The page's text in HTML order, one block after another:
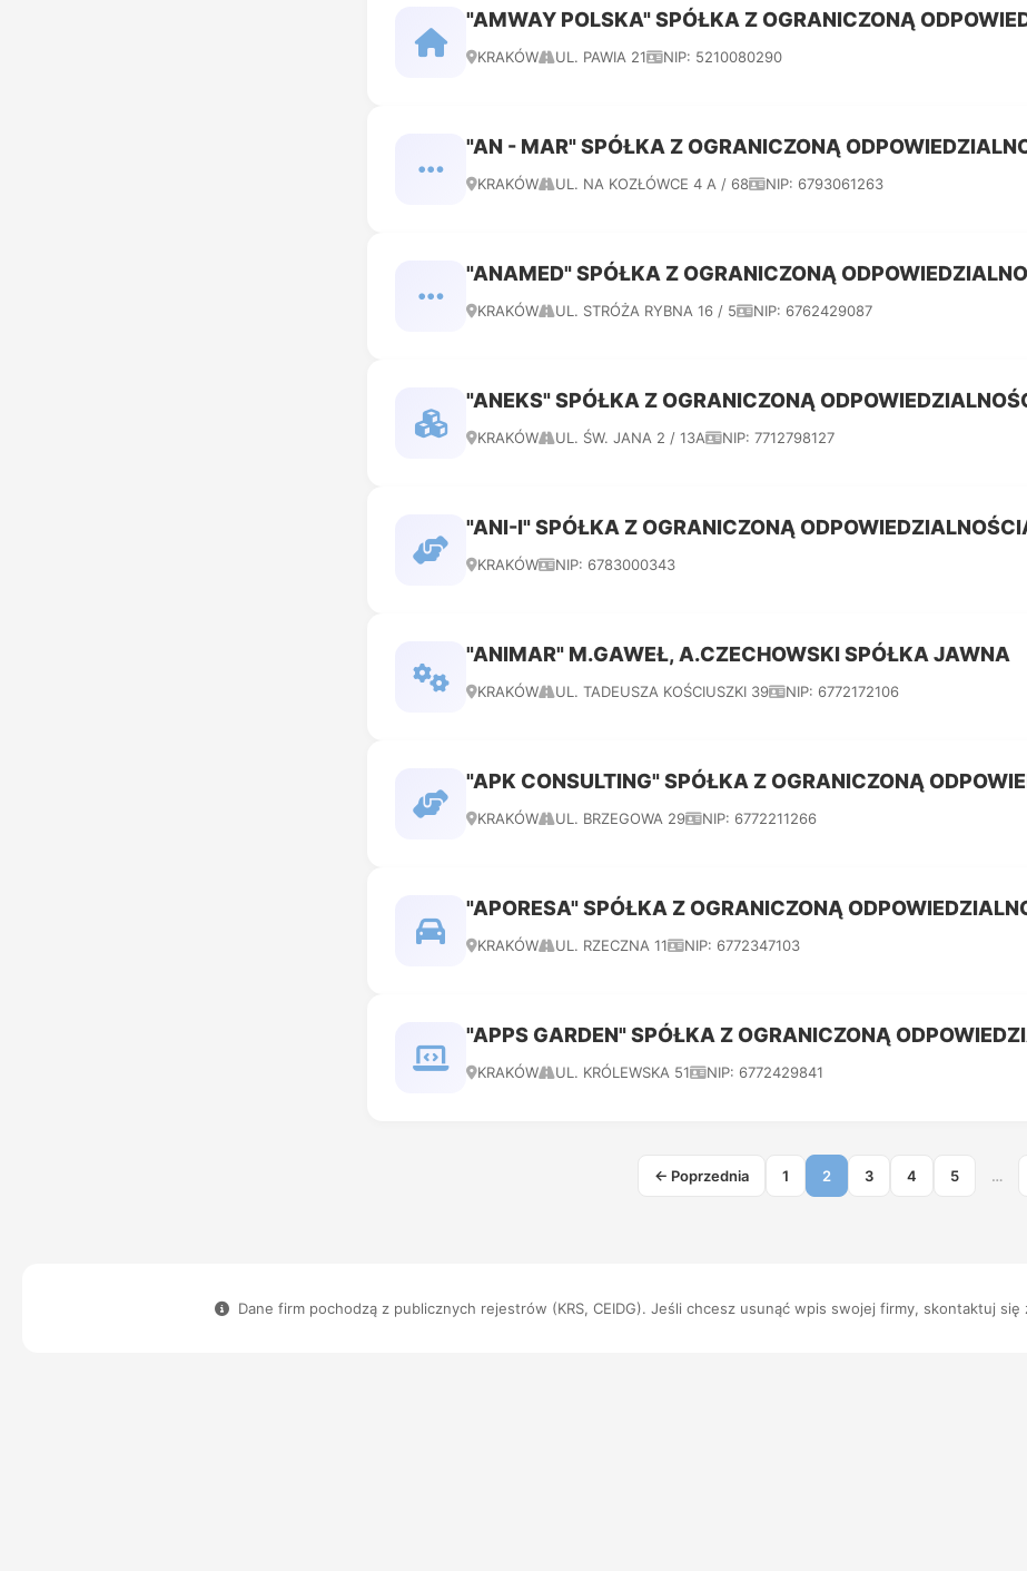
"AMWAY POLSKA" SPÓŁKA Z OGRANICZONĄ
KRAKÓW UL. PAWIA 21 NIP: 5210080290
"AN - MAR" SPÓŁKA Z OGRANICZONĄ
KRAKÓW UL. NA KOZŁÓWCE 4 A / 68 NIP: 6793061263
"ANAMED" SPÓŁKA Z OGRANICZONĄ
KRAKÓW UL. STRÓŻA RYBNA 16 / 5 NIP: 6762429087
"ANEKS" SPÓŁKA Z OGRANICZONĄ
KRAKÓW UL. ŚW. JANA 2 / 13A NIP: 7712798127
"ANI-I" SPÓŁKA Z OGRANICZONĄ
KRAKÓW NIP: 6783000343
"ANIMAR" M.GAWEŁ, A.CZECHOWSKI SPÓŁKA JAWNA
KRAKÓW UL. TADEUSZA KOŚCIUSZKI 39 NIP: 6772172106
"APK CONSULTING" SPÓŁKA Z OGRANICZONĄ
KRAKÓW UL. BRZEGOWA 29 NIP: 6772211266
"APORESA" SPÓŁKA Z OGRANICZONĄ
KRAKÓW UL. RZECZNA 11 NIP: 6772347103
"APPS GARDEN" SPÓŁKA Z OGRANICZONĄ
KRAKÓW UL. KRÓLEWSKA 51 NIP: 6772429841
← Poprzednia 1 2 3 4 5 …
Dane firm pochodzą z publicznych rejestrów (KRS, CEIDG). Jeśli chcesz usunąć wpis swojej firmy, skontaktuj się